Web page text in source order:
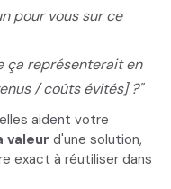
pour vous sur ce
ça représenterait en
/ coûts évités] ?"
aident votre
valeur d'une solution,
exact à réutiliser dans